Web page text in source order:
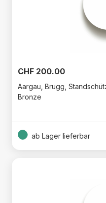
CHF 200.00
Aargau, Brugg,
Bronze
ab Lager lieferbar